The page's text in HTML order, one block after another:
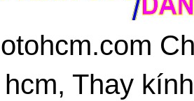
Thay